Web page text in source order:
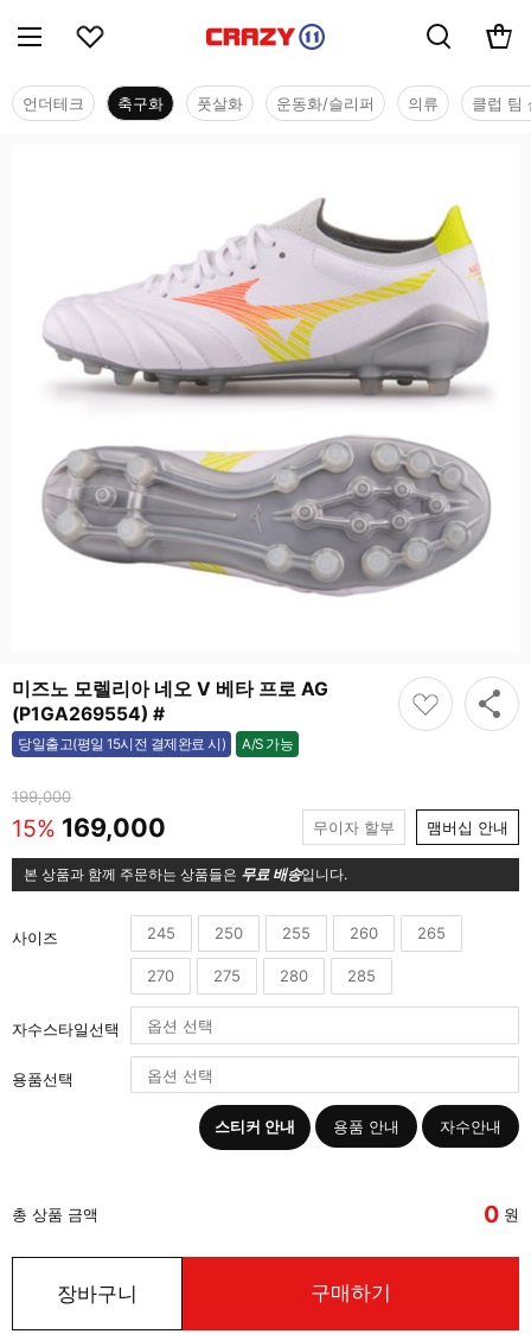
언더테크 축구화 풋살화 운동화/슬리퍼 의류 클럽 팀
미즈노 모렐리아 네오 V 베타 프로 AG
(P1GA269554) #
당일출고(평일 15시전 결제완료 시) A/S 가능
가능
199,000
15% 169,000 무이자 할부 맴버십 안내
본 상품과 함께 주문하는 상품들은 무료 배송입니다.
사이즈 245 250 255 260 265
270 275 280 285
자수스타일선택
용품선택
스티커 안내 용품 안내 자수안내
총 상품 금액 0 원
장바구니 구매하기